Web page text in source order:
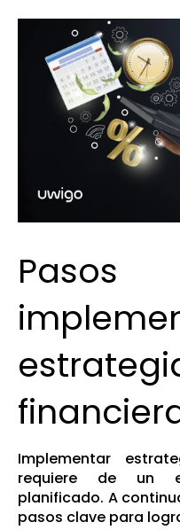
Implementar
requiere de un
planificado. A
pasos clave para